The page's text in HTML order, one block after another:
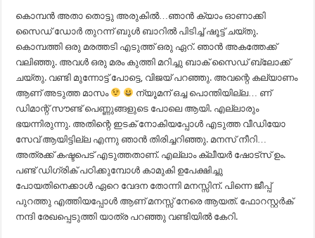
കൊമ്പൻ അതാ തൊട്ടു അരുകിൽ…ഞാൻ ക്യാം ഓണാക്കി
സൈഡ് ഡോർ തുറന്ന് ബുൾ ബാറിൽ പിടിച്ച് ഷൂട്ട് ചയ്തു.
കൊമ്പത്തി ഒരു മരത്തടി എടുത്ത് ഒരു ഏറ്. ഞാൻ അകത്തേക്ക്
വലിഞ്ഞു. അവൾ ഒരു മരം കുത്തി മറിച്ചു ബാക് സൈഡ് ബ്ലോക്ക്
ചയ്തു. വണ്ടി മുന്നോട്ട് പോട്ടെ, വിജയ് പറഞ്ഞു. അവന്റെ കല്യാണം
ആണ് അടുത്ത മാസം
ന്യൂമന് ഒച്ച പൊന്തിയില്ല… ണ്
ഡിമാന്റ് സൗണ്ട് പെണ്ണുങ്ങളുടെ പോലെ ആയി. എല്ലാരും
ഭയന്നിരുന്നു. അതിന്റെ ഇടക് നോകിയപ്പോൾ എടുത്ത വീഡിയോ
സേവ് ആയിട്ടില്ല എന്നു ഞാൻ തിരിച്ചറിഞ്ഞു. മനസ് നീറി…
അത്രക്ക് കഷ്ടപെട് എടുത്തതാണ്. എല്ലാം ക്ലീയർ ഷോട്‌സ് ഉം.
പണ്ട് ഡിഗ്രിക് പഠിക്കുമ്പോൾ കാമുകി ഉപേക്ഷിച്ചു
പോയതിനെക്കാൾ ഏറെ വേദന തോന്നി മനസ്സിന്. പിന്നെ ജീപ്പ്
പുറത്തു എത്തിയപ്പോൾ ആണ് മനസ്സ് നേരെ ആയത്. ഫോറസ്റ്റർക്
നന്ദി രേഖപ്പെടുത്തി യാത്ര പറഞ്ഞു വണ്ടിയിൽ കേറി.